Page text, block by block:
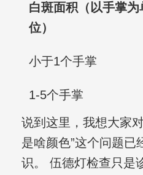
白斑面积（以手掌为
位）
小于1个手掌
1-5个手掌
说到这里，我想大家
是啥颜色”这个问题已
识。 伍德灯检查只是